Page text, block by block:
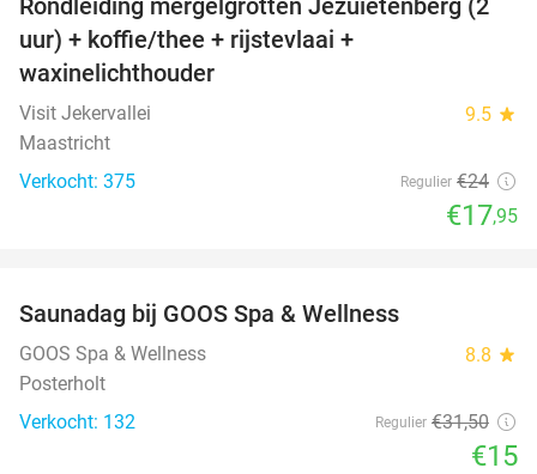
25%
uur) + koffie/thee + rijstevlaai +
waxinelichthouder
Visit Jekervallei 9.5 star
Maastricht
Verkocht: 375
Regulier €24
€17,95
TODAY
Saunadag bij GOOS Spa & Wellness
GOOS Spa & Wellness 8.8 star
Posterholt
Verkocht: 132
Regulier €31,50
€15